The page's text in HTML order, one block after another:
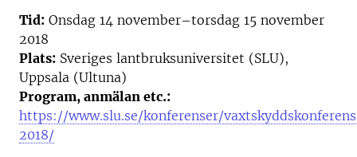
Tid: Onsdag 14 november–torsdag 15 november
2018
Plats: Sveriges lantbruksuniversitet (SLU),
Uppsala (Ultuna)
Program, anmälan etc.:
https://www.slu.se/konferenser/
2018/